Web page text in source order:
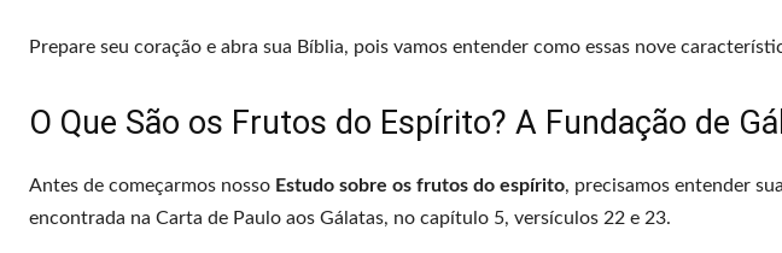
Prepare seu coração e abra sua Bíblia, pois vamos entender como essas nove
O Que São os Frutos do Espírito? A Fundação de
Antes de começarmos nosso Estudo sobre os frutos do espírito, precisamos entender
encontrada na Carta de Paulo aos Gálatas, no capítulo 5, versículos 22 e 23.